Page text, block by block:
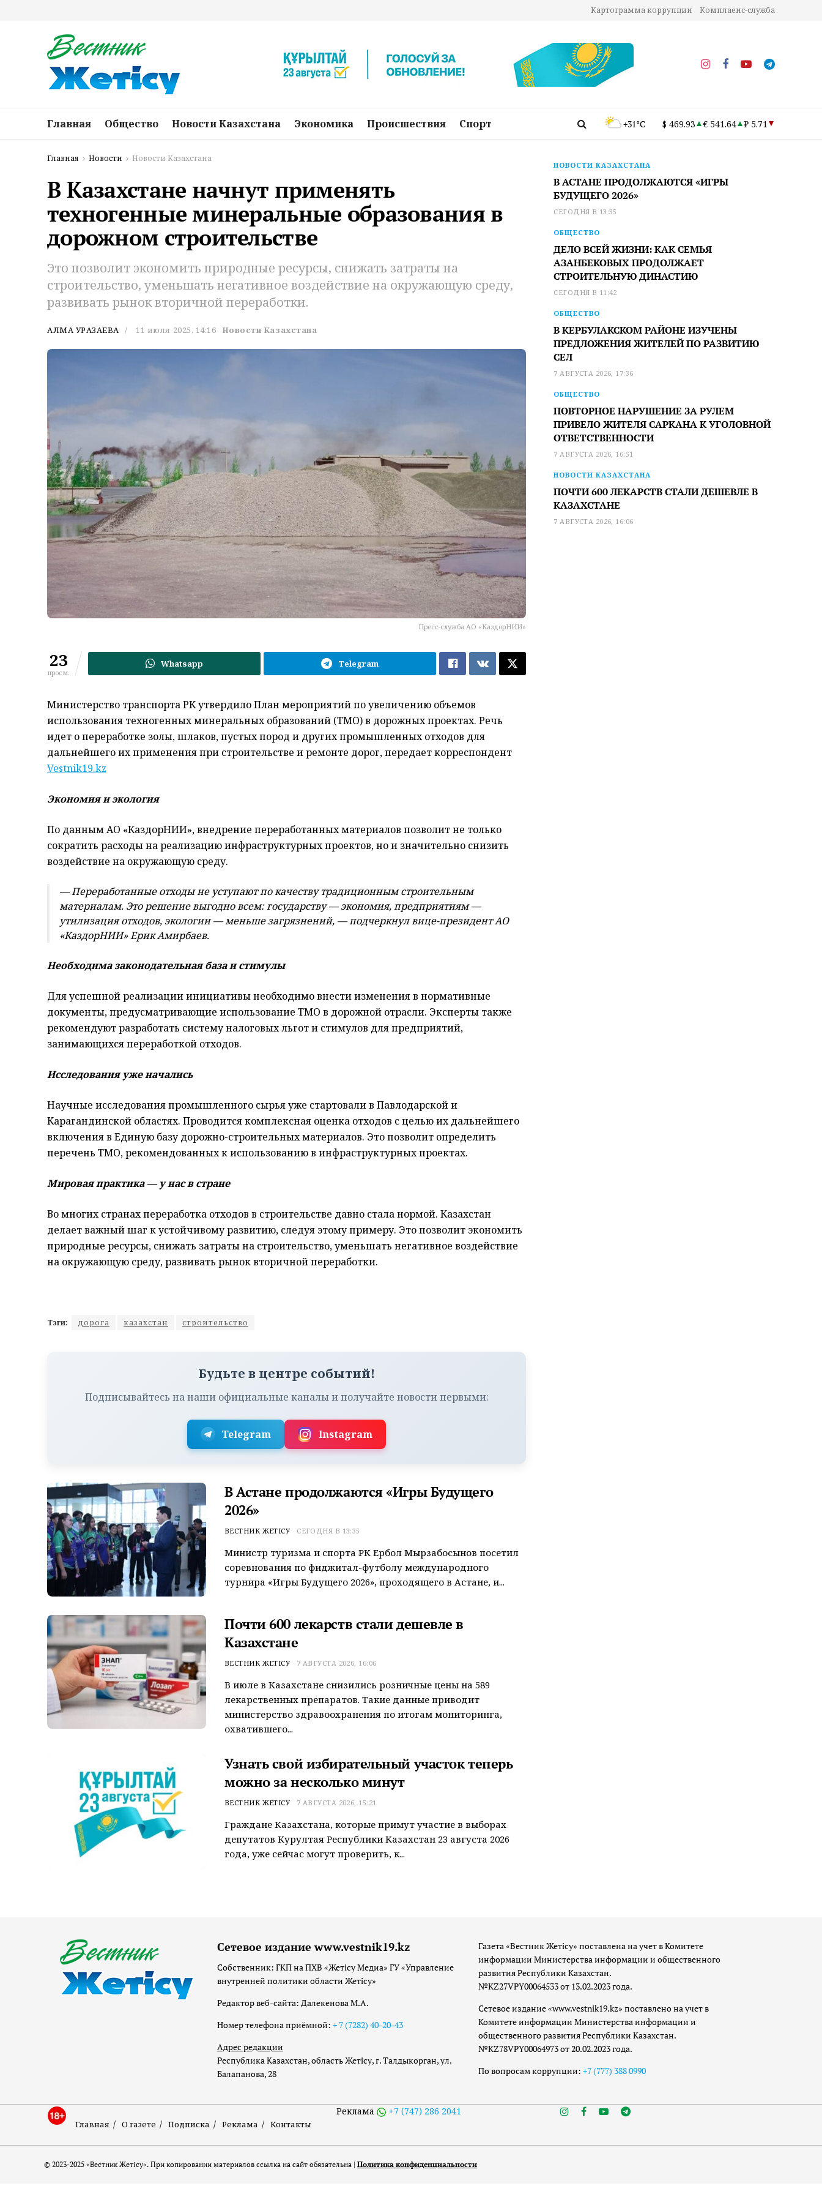
Картограмма коррупции Комплаенс-служба
Главная Общество Новости Казахстана Экономика Происшествия Спорт +31°C $ 469.93 € 541.64 ₽ 5.71
Главная Новости Новости Казахстана
В Казахстане начнут применять
техногенные минеральные образования в
дорожном строительстве
Это позволит экономить природные ресурсы, снижать затраты на
строительство, уменьшать негативное воздействие на окружающую среду,
развивать рынок вторичной переработки.
АЛМА УРАЗАЕВА 11 июля 2025, 14:16 Новости Казахстана
Пресс-служба АО «КаздорНИИ»
23
просм.
Whatsapp Telegram
Министерство транспорта РК утвердило План мероприятий по увеличению объемов
использования техногенных минеральных образований (ТМО) в дорожных проектах. Речь
идет о переработке золы, шлаков, пустых пород и других промышленных отходов для
дальнейшего их применения при строительстве и ремонте дорог, передает корреспондент
Vestnik19.kz
Экономия и экология
По данным АО «КаздорНИИ», внедрение переработанных материалов позволит не только
сократить расходы на реализацию инфраструктурных проектов, но и значительно снизить
воздействие на окружающую среду.
— Переработанные отходы не уступают по качеству традиционным строительным
материалам. Это решение выгодно всем: государству — экономия, предприятиям —
утилизация отходов, экологии — меньше загрязнений, — подчеркнул вице-президент АО
«КаздорНИИ» Ерик Амирбаев.
Необходима законодательная база и стимулы
Для успешной реализации инициативы необходимо внести изменения в нормативные
документы, предусматривающие использование ТМО в дорожной отрасли. Эксперты также
рекомендуют разработать систему налоговых льгот и стимулов для предприятий,
занимающихся переработкой отходов.
Исследования уже начались
Научные исследования промышленного сырья уже стартовали в Павлодарской и
Карагандинской областях. Проводится комплексная оценка отходов с целью их дальнейшего
включения в Единую базу дорожно-строительных материалов. Это позволит определить
перечень ТМО, рекомендованных к использованию в инфраструктурных проектах.
Мировая практика — у нас в стране
Во многих странах переработка отходов в строительстве давно стала нормой. Казахстан
делает важный шаг к устойчивому развитию, следуя этому примеру. Это позволит экономить
природные ресурсы, снижать затраты на строительство, уменьшать негативное воздействие
на окружающую среду, развивать рынок вторичной переработки.
Тэги: дорога казахстан строительство
Будьте в центре событий!
Подписывайтесь на наши официальные каналы и получайте новости первыми:
Telegram Instagram
В Астане продолжаются «Игры Будущего
2026»
ВЕСТНИК ЖЕТІСУ СЕГОДНЯ В 13:35
Министр туризма и спорта РК Ербол Мырзабосынов посетил
соревнования по фиджитал-футболу международного
турнира «Игры Будущего 2026», проходящего в Астане, и...
Почти 600 лекарств стали дешевле в
Казахстане
ВЕСТНИК ЖЕТІСУ 7 АВГУСТА 2026, 16:06
В июле в Казахстане снизились розничные цены на 589
лекарственных препаратов. Такие данные приводит
министерство здравоохранения по итогам мониторинга,
охватившего...
Узнать свой избирательный участок теперь
можно за несколько минут
ВЕСТНИК ЖЕТІСУ 7 АВГУСТА 2026, 15:21
Граждане Казахстана, которые примут участие в выборах
депутатов Курултая Республики Казахстан 23 августа 2026
года, уже сейчас могут проверить, к...
НОВОСТИ КАЗАХСТАНА
В АСТАНЕ ПРОДОЛЖАЮТСЯ «ИГРЫ
БУДУЩЕГО 2026»
СЕГОДНЯ В 13:35
ОБЩЕСТВО
ДЕЛО ВСЕЙ ЖИЗНИ: КАК СЕМЬЯ
АЗАНБЕКОВЫХ ПРОДОЛЖАЕТ
СТРОИТЕЛЬНУЮ ДИНАСТИЮ
СЕГОДНЯ В 11:42
ОБЩЕСТВО
В КЕРБУЛАКСКОМ РАЙОНЕ ИЗУЧЕНЫ
ПРЕДЛОЖЕНИЯ ЖИТЕЛЕЙ ПО РАЗВИТИЮ
СЕЛ
7 АВГУСТА 2026, 17:36
ОБЩЕСТВО
ПОВТОРНОЕ НАРУШЕНИЕ ЗА РУЛЕМ
ПРИВЕЛО ЖИТЕЛЯ САРКАНА К УГОЛОВНОЙ
ОТВЕТСТВЕННОСТИ
7 АВГУСТА 2026, 16:51
НОВОСТИ КАЗАХСТАНА
ПОЧТИ 600 ЛЕКАРСТВ СТАЛИ ДЕШЕВЛЕ В
КАЗАХСТАНЕ
7 АВГУСТА 2026, 16:06
Сетевое издание www.vestnik19.kz
Собственник: ГКП на ПХВ «Жетісу Медиа» ГУ «Управление
внутренней политики области Жетісу»
Редактор веб-сайта: Далекенова М.А.
Номер телефона приёмной: + 7 (7282) 40-20-43
Адрес редакции
Республика Казахстан, область Жетісу, г. Талдыкорган, ул.
Балапанова, 28
Газета «Вестник Жетісу» поставлена на учет в Комитете
информации Министерства информации и общественного
развития Республики Казахстан.
№KZ27VPY00064533 от 13.02.2023 года.
Сетевое издание «www.vestnik19.kz» поставлено на учет в
Комитете информации Министерства информации и
общественного развития Республики Казахстан.
№KZ78VPY00064973 от 20.02.2023 года.
По вопросам коррупции: +7 (777) 388 0990
Главная О газете Подписка Реклама Контакты
Реклама +7 (747) 286 2041
© 2023-2025 «Вестник Жетісу». При копировании материалов ссылка на сайт обязательна | Политика конфиденциальности